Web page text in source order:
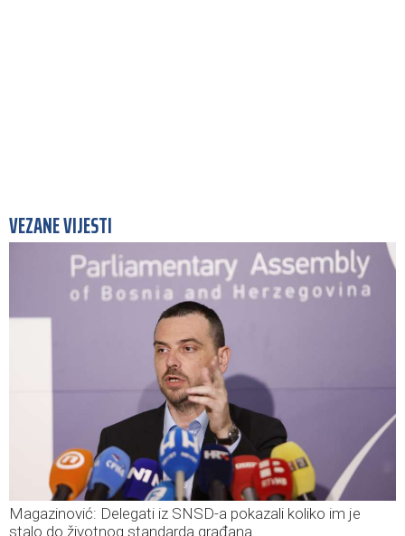
VEZANE VIJESTI
Magazinović: Delegati iz SNSD-a pokazali koliko im je
stalo do životnog standarda građana